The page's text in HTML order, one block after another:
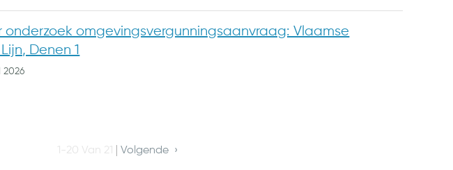
omgevingsvergunningsaanvraag: Vlaamse
Denen 1
2026
1-20 Van 21 Volgende